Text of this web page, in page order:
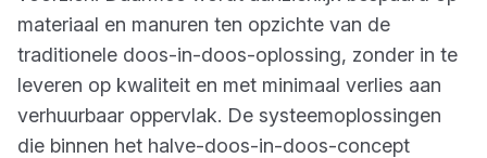
materiaal en manuren ten opzichte van de
traditionele doos-in-doos-oplossing, zonder in te
leveren op kwaliteit en met minimaal verlies aan
verhuurbaar oppervlak. De systeemoplossingen
die binnen het halve-doos-in-doos-concept